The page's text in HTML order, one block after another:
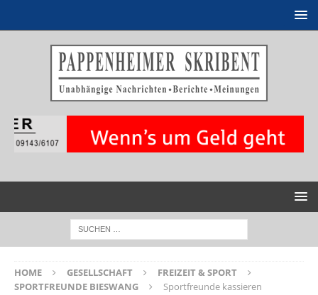
HOME GESELLSCHAFT
FREIZEIT & SPORT
SPORTFREUNDE BIESWANG
Sportfreunde kassieren